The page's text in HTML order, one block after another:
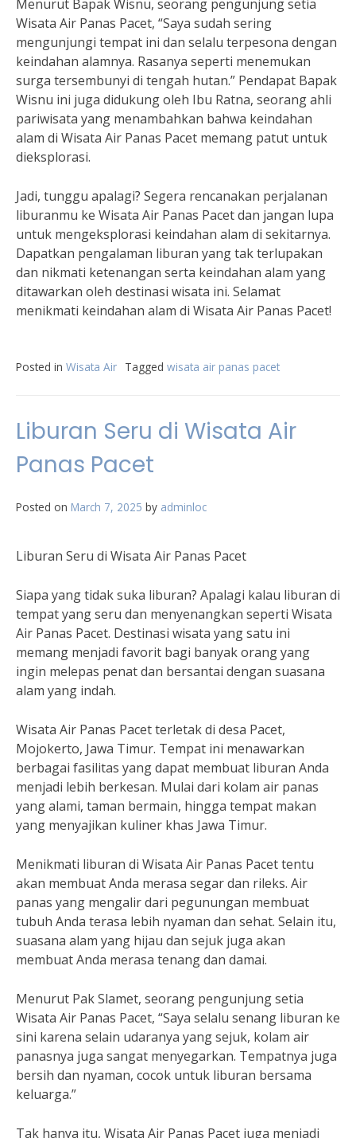
Menurut Bapak Wisnu, seorang pengunjung setia
Wisata Air Panas Pacet, “Saya sudah sering
mengunjungi tempat ini dan selalu terpesona dengan
keindahan alamnya. Rasanya seperti menemukan
surga tersembunyi di tengah hutan.” Pendapat Bapak
Wisnu ini juga didukung oleh Ibu Ratna, seorang ahli
pariwisata yang menambahkan bahwa keindahan
alam di Wisata Air Panas Pacet memang patut untuk
dieksplorasi.
Jadi, tunggu apalagi? Segera rencanakan perjalanan
liburanmu ke Wisata Air Panas Pacet dan jangan lupa
untuk mengeksplorasi keindahan alam di sekitarnya.
Dapatkan pengalaman liburan yang tak terlupakan
dan nikmati ketenangan serta keindahan alam yang
ditawarkan oleh destinasi wisata ini. Selamat
menikmati keindahan alam di Wisata Air Panas Pacet!
Posted in Wisata Air Tagged wisata air panas pacet
Liburan Seru di Wisata Air
Panas Pacet
Posted on March 7, 2025 by adminloc
Liburan Seru di Wisata Air Panas Pacet
Siapa yang tidak suka liburan? Apalagi kalau liburan di
tempat yang seru dan menyenangkan seperti Wisata
Air Panas Pacet. Destinasi wisata yang satu ini
memang menjadi favorit bagi banyak orang yang
ingin melepas penat dan bersantai dengan suasana
alam yang indah.
Wisata Air Panas Pacet terletak di desa Pacet,
Mojokerto, Jawa Timur. Tempat ini menawarkan
berbagai fasilitas yang dapat membuat liburan Anda
menjadi lebih berkesan. Mulai dari kolam air panas
yang alami, taman bermain, hingga tempat makan
yang menyajikan kuliner khas Jawa Timur.
Menikmati liburan di Wisata Air Panas Pacet tentu
akan membuat Anda merasa segar dan rileks. Air
panas yang mengalir dari pegunungan membuat
tubuh Anda terasa lebih nyaman dan sehat. Selain itu,
suasana alam yang hijau dan sejuk juga akan
membuat Anda merasa tenang dan damai.
Menurut Pak Slamet, seorang pengunjung setia
Wisata Air Panas Pacet, “Saya selalu senang liburan ke
sini karena selain udaranya yang sejuk, kolam air
panasnya juga sangat menyegarkan. Tempatnya juga
bersih dan nyaman, cocok untuk liburan bersama
keluarga.”
Tak hanya itu, Wisata Air Panas Pacet juga menjadi